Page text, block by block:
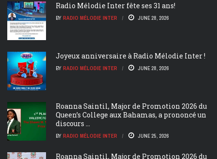
Radio Mélodie Inter fête ses 31 ans!
BY RADIO MÉLODIE INTER JUNE 28, 2026
Joyeux anniversaire à Radio Mélodie Inter !
BY RADIO MÉLODIE INTER JUNE 28, 2026
Roanna Saintil, Major de Promotion 2026 du
Queen’s College aux Bahamas, a prononcé un
discours ...
BY RADIO MÉLODIE INTER JUNE 25, 2026
Roanna Saintil, Major de Promotion 2026 du